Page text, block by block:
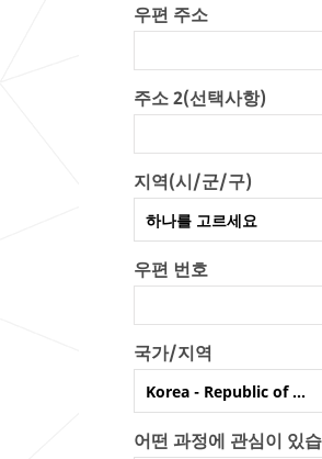
우편 주소
주소 2(선택사항)
지역(시/군/구)
하나를 고르세요
우편 번호
국가/지역
Korea - Republic of ...
어떤 과정에 관심이 있